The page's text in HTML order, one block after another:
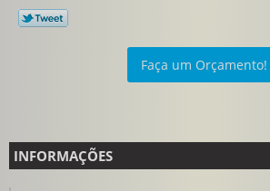
Faça um Orçamento!
INFORMAÇÕES